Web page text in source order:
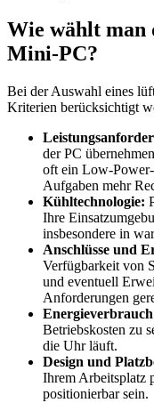
Wie wählt man
Mini-PC?
Bei der Auswahl eines
Kriterien berücksichtigt
der PC
oft ein Low-
Aufgaben mehr
Kühltechnologie:
Ihre
insbesondere in
Anschlüsse und
Verfügbarkeit von
und eventuell
Anforderungen
Betriebskosten zu
die Uhr läuft.
Design und
Ihrem Arbeitsplatz
positionierbar sein.